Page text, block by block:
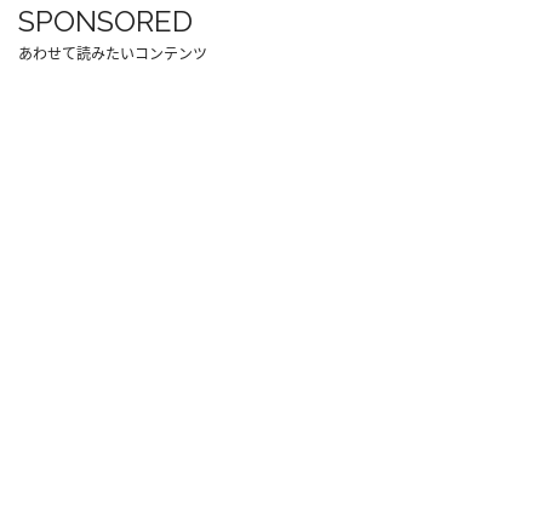
SPONSORED
あわせて読みたいコンテンツ